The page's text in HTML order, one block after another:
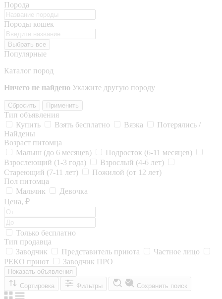
Порода
Породы кошек
Выбрать все
Популярные
Каталог пород
Ничего не найдено Укажите другую породу
Сбросить Применить
Тип объявления
Купить
Взять бесплатно Вязка
Потерялись /
Найдены
Возраст питомца
Малыш (до 6 месяцев)
Подросток (6-11 месяцев)
Взрослеющий (1-3 года)
Взрослый (4-6 лет)
Стареющий (7-11 лет)
Пожилой (от 12 лет)
Пол питомца
Мальчик
Девочка
Цена, ₽
Только бесплатно
Тип продавца
Заводчик
Представитель приюта
Частное лицо
РЕКО приют
Заводчик ПРО
Показать объявления
Сортировка
Фильтры Сохранить поиск